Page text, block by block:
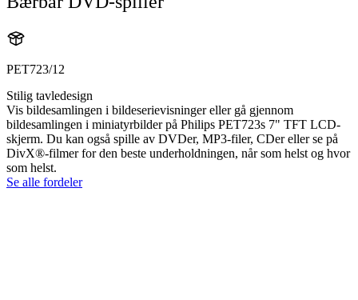
PET723/12
Stilig tavledesign
Vis bildesamlingen i bildeserievisninger eller gå gjennom
bildesamlingen i miniatyrbilder på Philips PET723s 7" TFT LCD-
skjerm. Du kan også spille av DVDer, MP3-filer, CDer eller se på
DivX®-filmer for den beste underholdningen, når som helst og hvor
som helst.
Se alle fordeler